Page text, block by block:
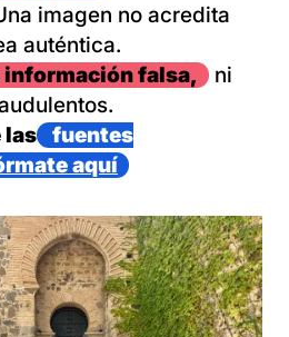
imagen no acredita
auténtica.
información falsa,
ni
las
fuentes
aquí